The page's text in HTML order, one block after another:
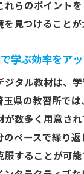
れらのポイント
見つけることが
学ぶ効率をア
ジタル教材は、
玉県の教習所では
が数多く用意さ
のペースで繰り
服することが可